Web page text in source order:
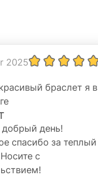
2025
браслет я в
день!
спасибо за теплый
с